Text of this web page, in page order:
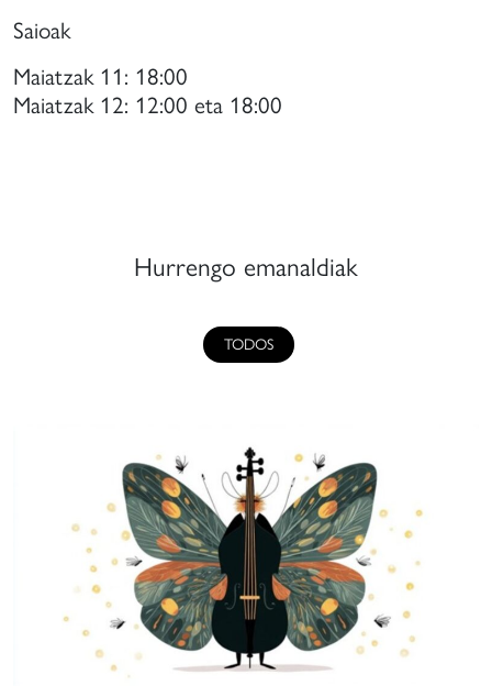
Saioak
Maiatzak 11: 18:00
Maiatzak 12: 12:00 eta 18:00
Hurrengo emanaldiak
TODOS